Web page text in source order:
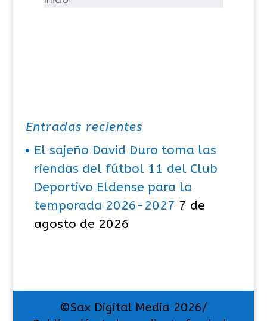
Entradas recientes
El sajeño David Duro toma las
riendas del fútbol 11 del Club
Deportivo Eldense para la
temporada 2026-2027 7 de
agosto de 2026
©Sax Digital Media 2026/